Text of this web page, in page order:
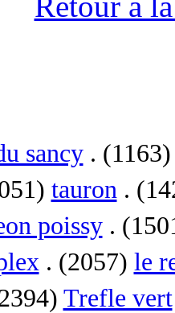
sancy. (1163)
tauron.
poissy.
. (2057) le
Trefle vert